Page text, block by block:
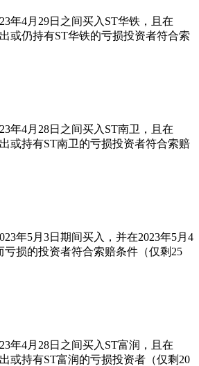
年4月29日之间买入ST华铁，且在
或仍持有ST华铁的亏损投资者符合索
年4月28日之间买入ST南卫，且在
或持有ST南卫的亏损投资者符合索赔
年5月3日期间买入，并在2023年5月4
亏损的投资者符合索赔条件（仅剩25
年4月28日之间买入ST富润，且在
或持有ST富润的亏损投资者（仅剩20